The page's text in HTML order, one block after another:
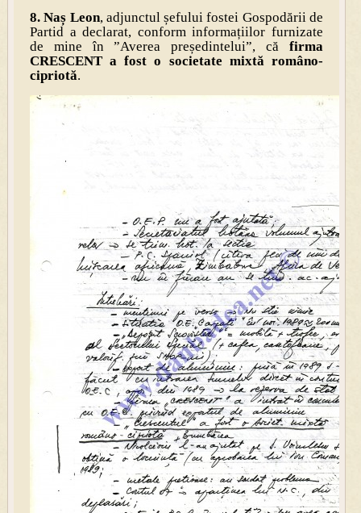
8. Naș Leon, adjunctul șefului fostei Gospodării de
Partid a declarat, conform informațiilor furnizate
de mine în ”Averea președintelui”, căfirma
CRESCENT a fost o societate mixtă româno-
cipriotă.